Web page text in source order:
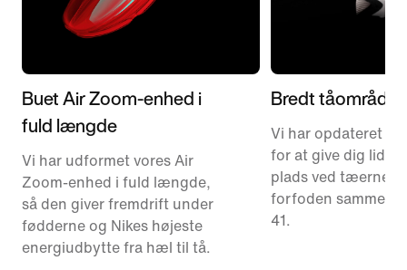
Buet Air Zoom-enhed i
fuld længde
Vi har udformet vores Air
Zoom-enhed i fuld længde,
så den giver fremdrift under
fødderne og Nikes højeste
energiudbytte fra hæl til tå.
Bredt tåområde
Vi har opdateret
for at give dig lidt
plads ved tæerne
forfoden
41.